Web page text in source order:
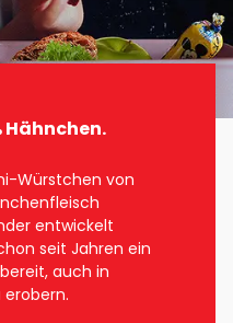
Hähnchen.
Würstchen von
entwickelt
seit Jahren ein
auch in